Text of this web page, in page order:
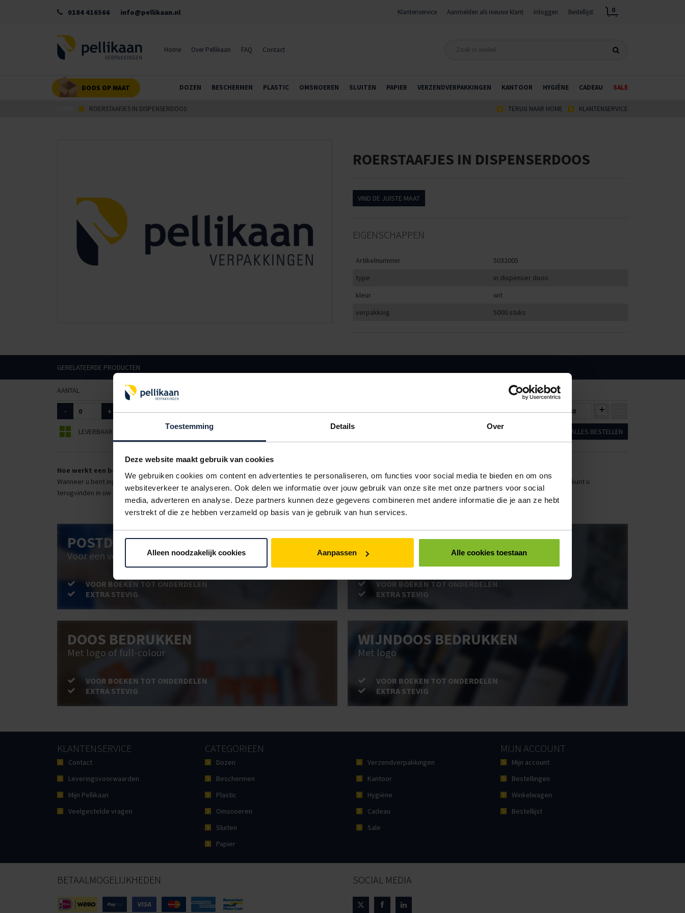
Toestemming Details Over
Deze website maakt gebruik van cookies
We gebruiken cookies om content en advertenties te personaliseren, om functies voor social media te bieden en om ons
websiteverkeer te analyseren. Ook delen we informatie over jouw gebruik van onze site met onze partners voor social
media, adverteren en analyse. Deze partners kunnen deze gegevens combineren met andere informatie die je aan ze hebt
verstrekt of die ze hebben verzameld op basis van je gebruik van hun services.
Alleen noodzakelijk cookies Aanpassen Alle cookies toestaan
0184 416566 info@pellikaan.nl Klantenservice Aanmelden als nieuwe klant Inloggen Bestellijst 0
Home Over Pellikaan FAQ Contact
DOZEN BESCHERMEN PLASTIC OMSNOEREN SLUITEN PAPIER VERZENDVERPAKKINGEN KANTOOR HYGIËNE CADEAU SALE
DOOS OP MAAT
ROERSTAAFJES IN DISPENSERDOOS KLANTENSERVICE
TERUG NAAR HOME
ROERSTAAFJES IN DISPENSERDOOS
VIND DE JUISTE MAAT
EIGENSCHAPPEN
Artikelnummer
5032005
type
in dispenser doos
kleur
wit
verpakking
5000 stuks
GERELATEERDE PRODUCTEN
AANTAL ART. NR. 25000
- + 5032005 in dispenser doos wit 5000 stuks €4,51 €4,20 €0,00
LEVERBAAR BEPERKT LEVERBAAR ALLES BESTELLEN
Hoe werkt een bestellijst?
Wanneer u bent ingelogd, kunt u een eigen bestellijst maken. Gebruik bestel- en offertelijsten om eenvoudig en snel producten te bestellen. Uw bestel- en offertelijsten kunt u
terugvinden in uw account. Dat pakt altijd goed uit voor uw administratie!
POSTDOOS BEDRUKKEN
Voor een veilige verzending
VOOR BOEKEN TOT ONDERDELEN
EXTRA STEVIG
BRIEVENBUSDOOS BEDRUKKEN
Post stevig verpakt
VOOR BOEKEN TOT ONDERDELEN
EXTRA STEVIG
DOOS BEDRUKKEN
Met logo of full-colour
VOOR BOEKEN TOT ONDERDELEN
EXTRA STEVIG
WIJNDOOS BEDRUKKEN
Met logo
VOOR BOEKEN TOT ONDERDELEN
EXTRA STEVIG
KLANTENSERVICE
Contact
Leveringsvoorwaarden
Mijn Pellikaan
Veelgestelde vragen
CATEGORIEËN
Dozen
Beschermen
Plastic
Omsnoeren
Sluiten
Papier
Verzendverpakkingen
Kantoor
Hygiëne
Cadeau
Sale
MIJN ACCOUNT
Mijn account
Bestellingen
Winkelwagen
Bestellijst
BETAALMOGELIJKHEDEN SOCIAL MEDIA